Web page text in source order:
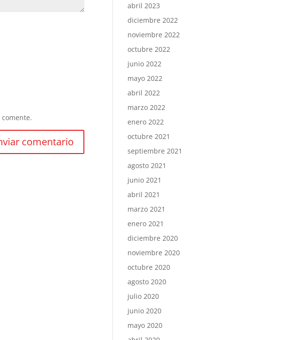
abril 2023
diciembre 2022
noviembre 2022
octubre 2022
junio 2022
mayo 2022
abril 2022
marzo 2022
enero 2022
octubre 2021
septiembre 2021
agosto 2021
junio 2021
abril 2021
marzo 2021
enero 2021
diciembre 2020
noviembre 2020
octubre 2020
agosto 2020
julio 2020
junio 2020
mayo 2020